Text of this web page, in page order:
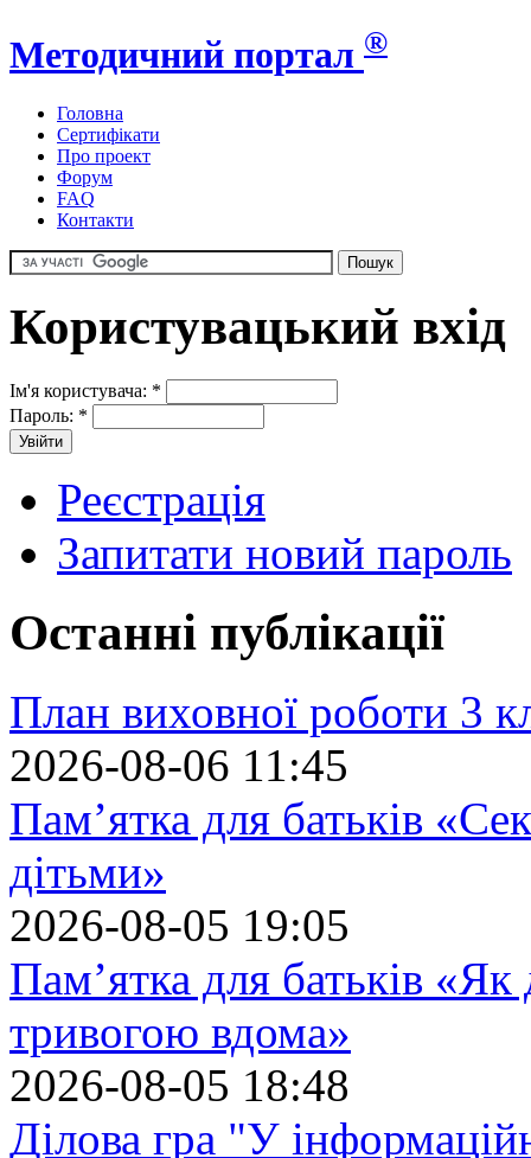
Методичний портал ®
Головна
Сертифікати
Про проект
Форум
FAQ
Контакти
Користувацький вхід
Ім'я користувача: *
Пароль: *
Реєстрація
Запитати новий пароль
Останні публікації
План виховної роботи 3
2026-08-06 11:45
Пам’ятка для батьків
дітьми»
2026-08-05 19:05
Пам’ятка для батьків
тривогою вдома»
2026-08-05 18:48
Ділова гра "У